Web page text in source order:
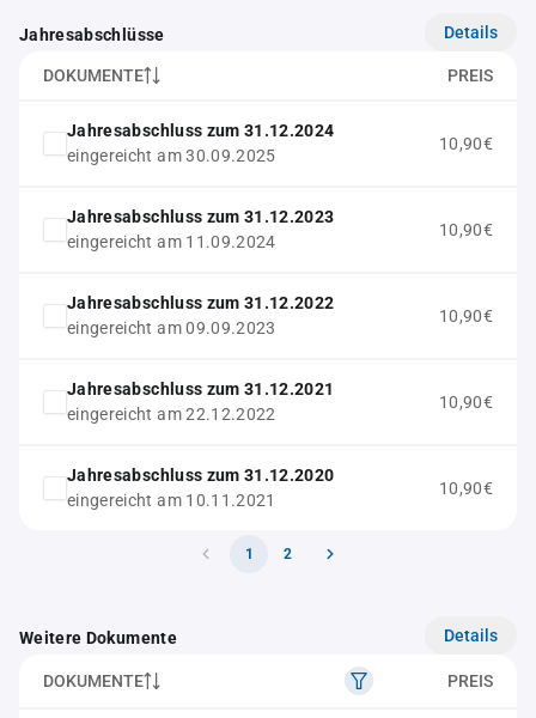
Jahresabschlüsse Details
DOKUMENTE PREIS
Jahresabschluss zum 31.12.2024
eingereicht am 30.09.2025
10,90€
Jahresabschluss zum 31.12.2023
eingereicht am 11.09.2024
10,90€
Jahresabschluss zum 31.12.2022
eingereicht am 09.09.2023
10,90€
Jahresabschluss zum 31.12.2021
eingereicht am 22.12.2022
10,90€
Jahresabschluss zum 31.12.2020
eingereicht am 10.11.2021
10,90€
1 2
Weitere Dokumente Details
DOKUMENTE PREIS